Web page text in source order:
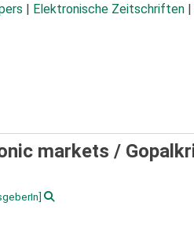
Elektronische Zeitschriften
markets /